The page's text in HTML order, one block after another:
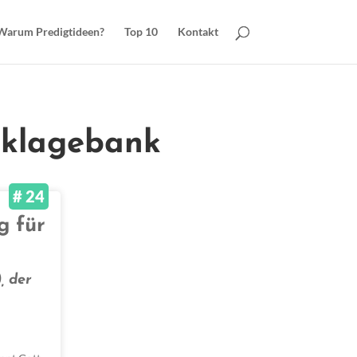
Predigtideen? Top 10 Kontakt
# 24
für
der